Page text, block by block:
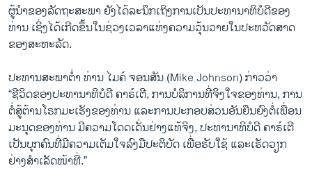
​ຜູ້ນຳ​ຂອງ​ລັດຖະສະພາ​ ຍັງ​ໄດ້​ລະນຶກ​ເຖິງ​ການ​ເປັນ​ປະທານາທິບໍດີ​ຂອງ​
ທ່ານ ເຊິ່ງ​ໄດ້​ເກີດ​ຂຶ້ນ​ໃນຊ່ວງ​ເວລາ​ແຫ່ງຄວາມ​ວຸ້ນວາຍ​ໃນ​ປະຫວັດສາດ​
ຂອງ​ສະຫະລັດ.
ປະທານສະພາຕໍ່າ ທ່ານ ໄມຄ໌ ຈອນສັນ (Mike Johnson) ກ່າວວ່າ
“ຊີວິດຂອງປະທານາທິບໍດີ ຄາຣ໌ເຕີ, ການບໍລິການທີ່ຈິງໃຈຂອງທ່ານ, ການ
ຕໍ່ສູ້ຕ້ານໂຣກມະເຮັງຂອງທ່ານ ແລະການປະກອບສ່ວນອັນຍືນຍົງຕໍ່ເພື່ອນ
ມະນຸດຂອງທ່ານ ມີຄວາມໂດດເດັ່ນຢ່າງແທ້ຈິງ, ປະທານາທິບໍດີ ຄາຣ໌ເຕີ
ເປັນບຸກຄົນທີ່ມີຄວາມເຕັມໃຈລົງມືປະຕິບັດ ເພື່ອຮັບໃຊ້ ແລະເຮັດວຽກ
ຢ່າງສໍາເລັດໜ້າທີ່.”